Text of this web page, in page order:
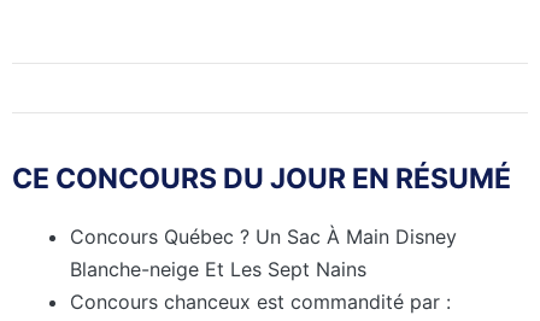
CE CONCOURS DU JOUR EN RÉSUMÉ
Concours Québec ? Un Sac À Main Disney
Blanche-neige Et Les Sept Nains
Concours chanceux est commandité par :